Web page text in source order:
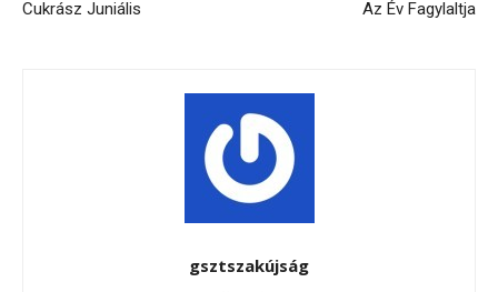
Cukrász Juniális Az Év Fagylaltja
gsztszakújság